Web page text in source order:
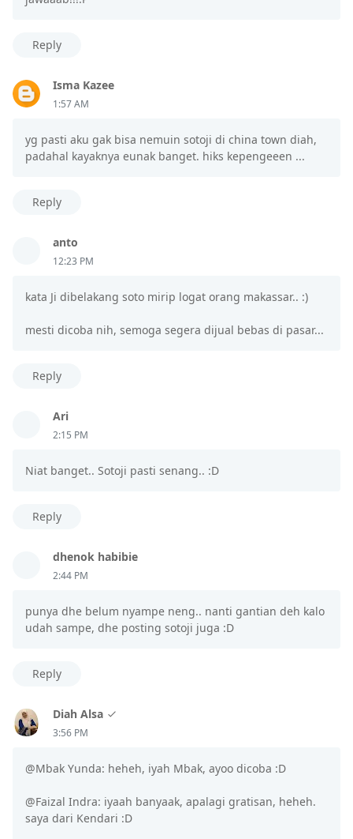
Reply
Isma Kazee
1:57 AM
yg pasti aku gak bisa nemuin sotoji di china town diah,
padahal kayaknya eunak banget. hiks kepengeeen ...
Reply
anto
12:23 PM
kata Ji dibelakang soto mirip logat orang makassar.. :)
mesti dicoba nih, semoga segera dijual bebas di pasar...
Reply
Ari
2:15 PM
Niat banget.. Sotoji pasti senang.. :D
Reply
dhenok habibie
2:44 PM
punya dhe belum nyampe neng.. nanti gantian deh kalo
udah sampe, dhe posting sotoji juga :D
Reply
Diah Alsa
3:56 PM
@Mbak Yunda: heheh, iyah Mbak, ayoo dicoba :D
@Faizal Indra: iyaah banyaak, apalagi gratisan, heheh.
saya dari Kendari :D